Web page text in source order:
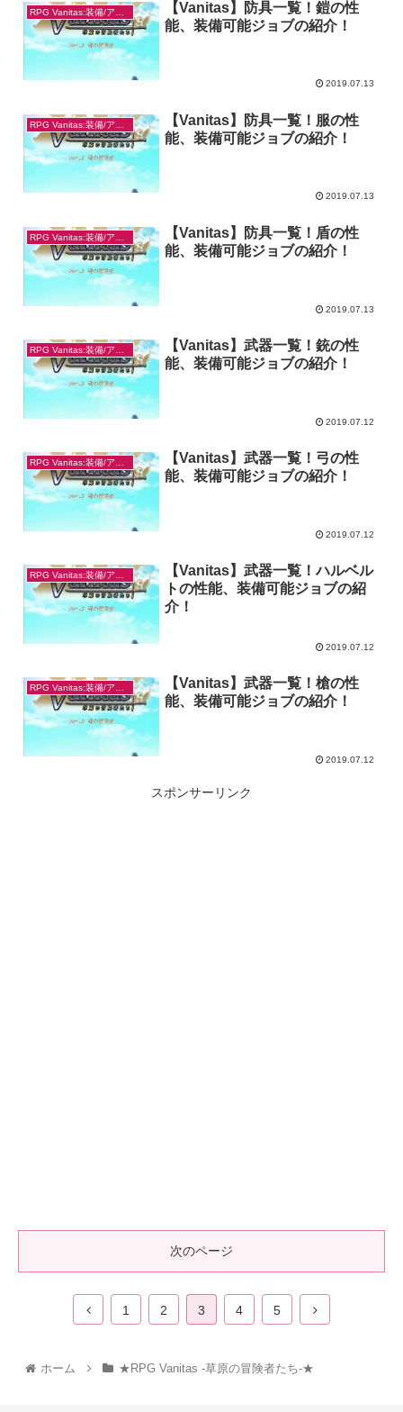
【Vanitas】防具一覧！鎧の性
能、装備可能ジョブの紹介！
2019.07.13
【Vanitas】防具一覧！服の性
能、装備可能ジョブの紹介！
2019.07.13
【Vanitas】防具一覧！盾の性
能、装備可能ジョブの紹介！
2019.07.13
【Vanitas】武器一覧！銃の性
能、装備可能ジョブの紹介！
2019.07.12
【Vanitas】武器一覧！弓の性
能、装備可能ジョブの紹介！
2019.07.12
【Vanitas】武器一覧！ハルベル
トの性能、装備可能ジョブの紹
介！
2019.07.12
【Vanitas】武器一覧！槍の性
能、装備可能ジョブの紹介！
2019.07.12
スポンサーリンク
次のページ
1 2 3 4 5
ホーム ★RPG Vanitas -草原の冒険者たち-★